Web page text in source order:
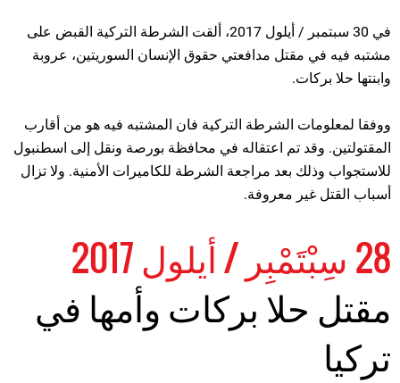
في 30 سبتمبر / أيلول 2017، ألقت الشرطة التركية القبض على
مشتبه فيه في مقتل مدافعتي حقوق الإنسان السوريتين، عروبة
وابنتها حلا بركات.
ووفقا لمعلومات الشرطة التركية فان المشتبه فيه هو من أقارب
المقتولتين. وقد تم اعتقاله في محافظة بورصة ونقل إلى اسطنبول
للاستجواب وذلك بعد مراجعة الشرطة للكاميرات الأمنية. ولا تزال
أسباب القتل غير معروفة.
28 سِبْتَمْبِر / أيلول 2017
مقتل حلا بركات وأمها في
تركيا